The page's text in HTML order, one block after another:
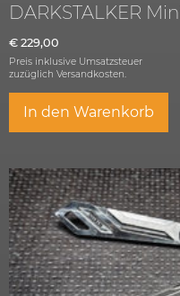
DARKSTALKER
€ 229,00
Preis inklusive Umsatzsteuer
zuzüglich Versandkosten.
In den Warenkorb